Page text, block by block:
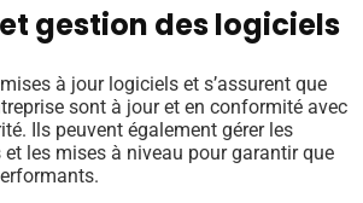
gestion des logiciels
à jour logiciels et s’assurent que
sont à jour et en conformité avec
Ils peuvent également gérer les
les mises à niveau pour garantir que